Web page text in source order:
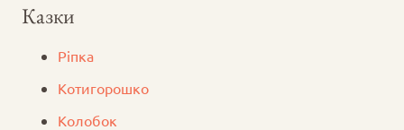
Казки
Ріпка
Котигорошко
Колобок